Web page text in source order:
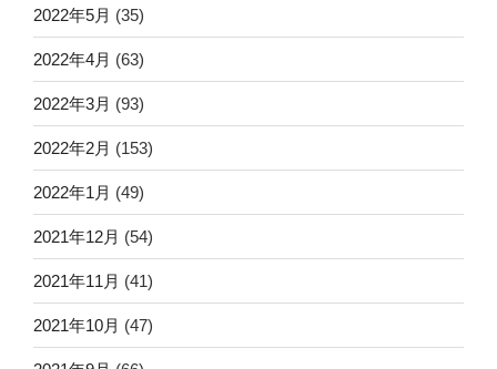
2022年5月 (35)
2022年4月 (63)
2022年3月 (93)
2022年2月 (153)
2022年1月 (49)
2021年12月 (54)
2021年11月 (41)
2021年10月 (47)